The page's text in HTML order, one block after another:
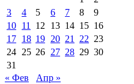
3
4 5 6 7 8
9
10 11 12 13 14 15 16
17 18 19 20 21 22 23
24 25 26 27 28 29 30
31
« Фев
Апр »